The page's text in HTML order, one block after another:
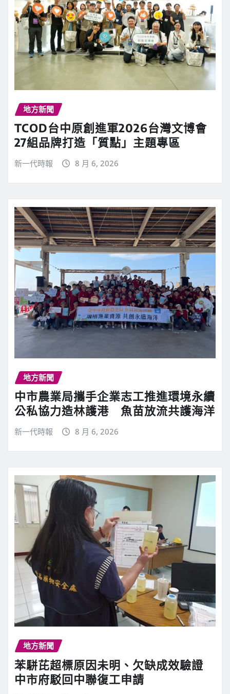
地方新聞
TCOD台中原創進軍2026台灣文博會
27組品牌打造「質點」主題專區
新一代時報 8 月 6, 2026
地方新聞
中市農業局攜手企業志工推進環境永續
公私協力造林護港 魚苗放流共護海洋
新一代時報 8 月 6, 2026
地方新聞
苯駢芘超標原因未明、欠缺成效驗證
中市府駁回中聯復工申請